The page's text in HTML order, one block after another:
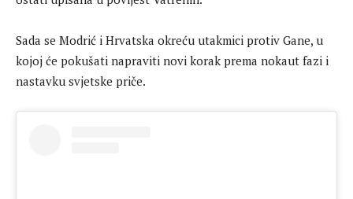
Sada se Modrić i Hrvatska okreću utakmici protiv Gane, u
kojoj će pokušati napraviti novi korak prema nokaut fazi i
nastavku svjetske priče.